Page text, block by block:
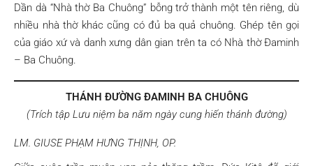
Dần dà “Nhà thờ Ba Chuông” bỗng trở thành một tên riêng, dù
nhiều nhà thờ khác cũng có đủ ba quả chuông. Ghép tên gọi
của giáo xứ và danh xưng dân gian trên ta có Nhà thờ Đaminh
– Ba Chuông.
THÁNH ĐƯỜNG ĐAMINH BA CHUÔNG
(Trích tập Lưu niệm ba năm ngày cung hiến thánh đường)
LM. GIUSE PHẠM HƯNG THỊNH, OP.